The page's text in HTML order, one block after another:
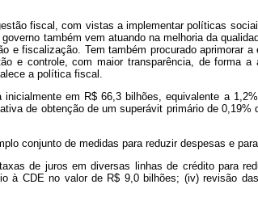
fiscal, com vistas a implementar políticas
também vem atuando na melhoria da
e fiscalização. Tem também procurado
e controle, com maior transparência, de forma
a política fiscal.
em R$ 66,3 bilhões, equivalente a
de obtenção de um superávit primário de
conjunto de medidas para reduzir despesas e
de juros em diversas linhas de crédito para
à CDE no valor de R$ 9,0 bilhões; (iv) revisão